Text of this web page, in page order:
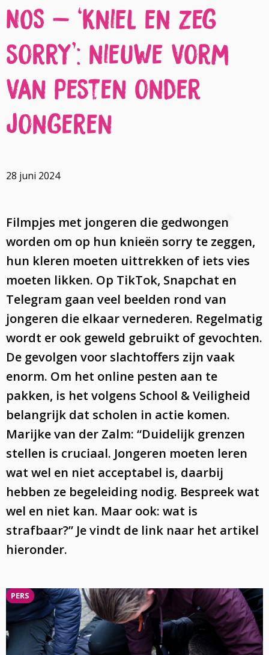
NOS – ‘Kniel en zeg
sorry’: nieuwe vorm
van pesten onder
jongeren
28 juni 2024
Filmpjes met jongeren die gedwongen
worden om op hun knieën sorry te zeggen,
hun kleren moeten uittrekken of iets vies
moeten likken. Op TikTok, Snapchat en
Telegram gaan veel beelden rond van
jongeren die elkaar vernederen. Regelmatig
wordt er ook geweld gebruikt of gevochten.
De gevolgen voor slachtoffers zijn vaak
enorm. Om het online pesten aan te
pakken, is het volgens School & Veiligheid
belangrijk dat scholen in actie komen.
Marijke van der Zalm: “Duidelijk grenzen
stellen is cruciaal. Jongeren moeten leren
wat wel en niet acceptabel is, daarbij
hebben ze begeleiding nodig. Bespreek wat
wel en niet kan. Maar ook: wat is
strafbaar?” Je vindt de link naar het artikel
hieronder.
PERS